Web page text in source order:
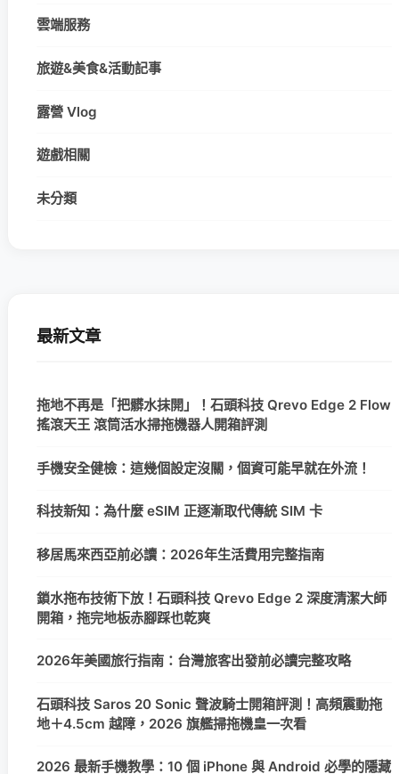
雲端服務
旅遊&美食&活動記事
露營 Vlog
遊戲相關
未分類
最新文章
拖地不再是「把髒水抹開」！石頭科技 Qrevo Edge 2 Flow
搖滾天王 滾筒活水掃拖機器人開箱評測
手機安全健檢：這幾個設定沒關，個資可能早就在外流！
科技新知：為什麼 eSIM 正逐漸取代傳統 SIM 卡
移居馬來西亞前必讀：2026年生活費用完整指南
鎖水拖布技術下放！石頭科技 Qrevo Edge 2 深度清潔大師
開箱，拖完地板赤腳踩也乾爽
2026年美國旅行指南：台灣旅客出發前必讀完整攻略
石頭科技 Saros 20 Sonic 聲波騎士開箱評測！高頻震動拖
地＋4.5cm 越障，2026 旗艦掃拖機皇一次看
2026 最新手機教學：10 個 iPhone 與 Android 必學的隱藏